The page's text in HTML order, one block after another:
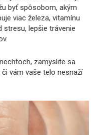
byť spôsobom, akým
viac železa, vitamínu
stresu, lepšie trávenie
zamyslite sa
vám vaše telo nesnaží